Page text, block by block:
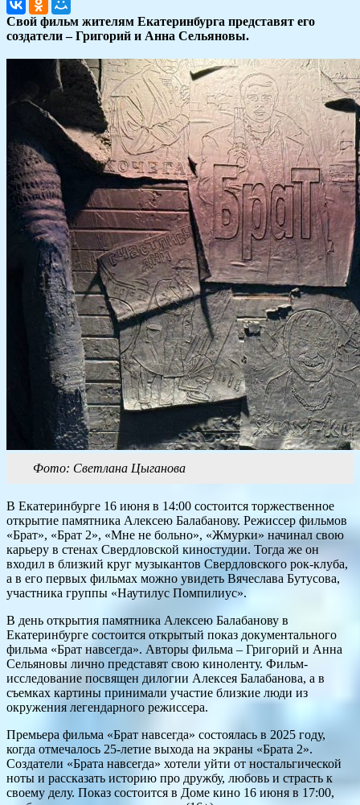
Свой фильм жителям Екатеринбурга представят его
создатели – Григорий и Анна Сельяновы.
Фото: Светлана Цыганова
В Екатеринбурге 16 июня в 14:00 состоится торжественное
открытие памятника Алексею Балабанову. Режиссер фильмов
«Брат», «Брат 2», «Мне не больно», «Жмурки» начинал свою
карьеру в стенах Свердловской киностудии. Тогда же он
входил в близкий круг музыкантов Свердловского рок-клуба,
а в его первых фильмах можно увидеть Вячеслава Бутусова,
участника группы «Наутилус Помпилиус».
В день открытия памятника Алексею Балабанову в
Екатеринбурге состоится открытый показ документального
фильма «Брат навсегда». Авторы фильма – Григорий и Анна
Сельяновы лично представят свою киноленту. Фильм-
исследование посвящен дилогии Алексея Балабанова, а в
съемках картины принимали участие близкие люди из
окружения легендарного режиссера.
Премьера фильма «Брат навсегда» состоялась в 2025 году,
когда отмечалось 25-летие выхода на экраны «Брата 2».
Создатели «Брата навсегда» хотели уйти от ностальгической
ноты и рассказать историю про дружбу, любовь и страсть к
своему делу. Показ состоится в Доме кино 16 июня в 17:00,